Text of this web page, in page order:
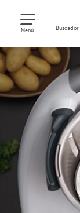
Menú Buscador